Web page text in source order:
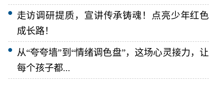
走访调研提质，宣讲传承铸魂！点亮少年红色
成长路！
从“夸夸墙”到“情绪调色盘”，这场心灵接力，让
每个孩子都...